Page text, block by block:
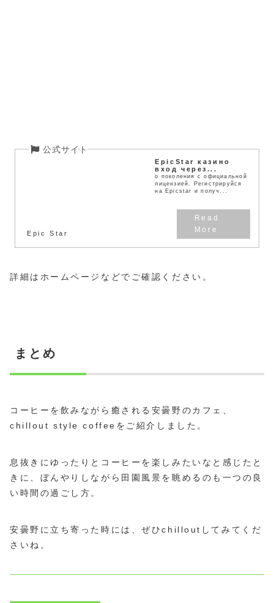
EpicStar казино
вход через...
о поколения с официальной
лицензией. Регистрируйся
на Epicstar и получ...
Epic Star
詳細はホームページなどでご確認ください。
まとめ
コーヒーを飲みながら癒される安曇野のカフェ、
chillout style coffeeをご紹介しました。
息抜きにゆったりとコーヒーを楽しみたいなと感じたと
きに、ぼんやりしながら田園風景を眺めるのも一つの良
い時間の過ごし方。
安曇野に立ち寄った時には、ぜひchilloutしてみてくだ
さいね。